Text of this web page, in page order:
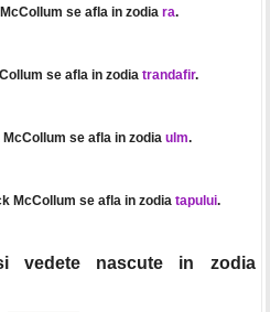
se afla in zodia ra.
se afla in zodia trandafir.
McCollum se afla in zodia ulm.
McCollum se afla in zodia tapului.
vedete nascute in zodia